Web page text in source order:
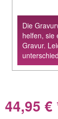
Die
helfen, sie
Gravur.
44,95 €